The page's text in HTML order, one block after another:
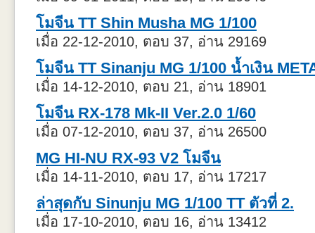
โมจีน TT Shin Musha MG 1/100
เมื่อ 22-12-2010, ตอบ 37, อ่าน 29169
โมจีน TT Sinanju MG 1/100 น้ำเงิน
เมื่อ 14-12-2010, ตอบ 21, อ่าน 18901
โมจีน RX-178 Mk-II Ver.2.0 1/60
เมื่อ 07-12-2010, ตอบ 37, อ่าน 26500
MG HI-NU RX-93 V2 โมจีน
เมื่อ 14-11-2010, ตอบ 17, อ่าน 17217
ล่าสุดกับ Sinunju MG 1/100 TT ตัวที่ 2.
เมื่อ 17-10-2010, ตอบ 16, อ่าน 13412